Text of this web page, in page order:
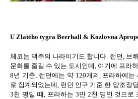
U Zlatého tygra Beerhall & Kozlovna
체코는 맥주의 나라이기도 합니다. 런던, 브
문화를 즐길 수 있는 도시인데, 여기에 프라
8년 기준, 런던에는 약 120개의, 프라하에는
로 집계되었는데, 런던 인구 기준 한 양조장
3천 명일 때, 프라하는 3만 2천 명인 것으로